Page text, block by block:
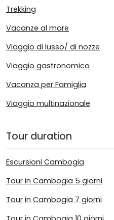
Trekking
Vacanze al mare
Viaggio di lusso/ di nozze
Viaggio gastronomico
Vacanza per Famiglia
Viaggio multinazionale
Tour duration
Escursioni Cambogia
Tour in Cambogia 5 giorni
Tour in Cambogia 7 giorni